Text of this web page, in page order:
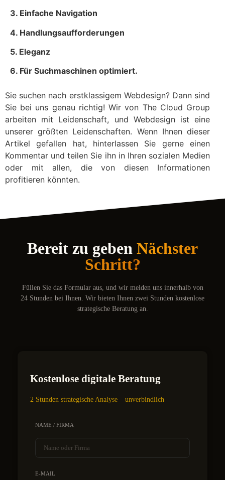
3. Einfache Navigation
4. Handlungsaufforderungen
5. Eleganz
6. Für Suchmaschinen optimiert.
Sie suchen nach erstklassigem Webdesign? Dann sind
Sie bei uns genau richtig! Wir von The Cloud Group
arbeiten mit Leidenschaft, und Webdesign ist eine
unserer größten Leidenschaften. Wenn Ihnen dieser
Artikel gefallen hat, hinterlassen Sie gerne einen
Kommentar und teilen Sie ihn in Ihren sozialen Medien
oder mit allen, die von diesen Informationen
profitieren könnten.
Bereit zu geben Nächster
Schritt?
Füllen Sie das Formular aus, und wir melden uns innerhalb von
24 Stunden bei Ihnen. Wir bieten Ihnen zwei Stunden kostenlose
strategische Beratung an.
Kostenlose digitale Beratung
2 Stunden strategische Analyse – unverbindlich
NAME / FIRMA
E-MAIL